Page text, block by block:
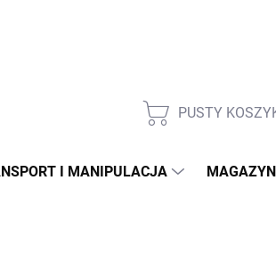
PUSTY
I MANIPULACJA